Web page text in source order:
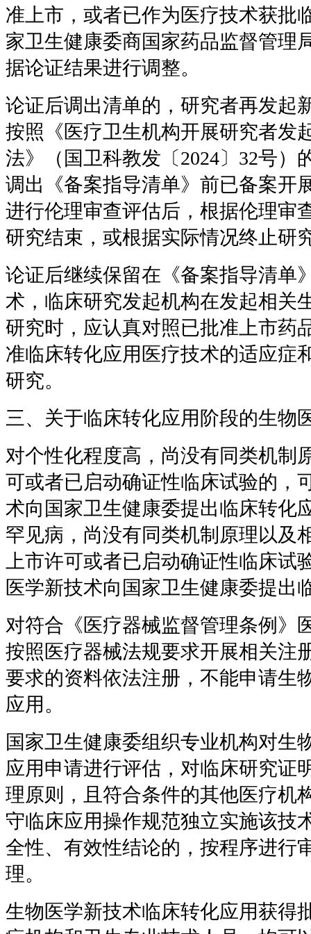
准上市，或者已作为医疗技术获批
家卫生健康委商国家药品监督管理
据论证结果进行调整。
论证后调出清单的，研究者再发起
按照《医疗卫生机构开展研究者发
法》（国卫科教发〔2024〕32号）
调出《备案指导清单》前已备案开
进行伦理审查评估后，根据伦理审
研究结束，或根据实际情况终止研
论证后继续保留在《备案指导清单
术，临床研究发起机构在发起相关
研究时，应认真对照已批准上市药
准临床转化应用医疗技术的适应症
研究。
三、关于临床转化应用阶段的生物
对个性化程度高，尚没有同类机制
可或者已启动确证性临床试验的，
术向国家卫生健康委提出临床转化
罕见病，尚没有同类机制原理以及
上市许可或者已启动确证性临床试
医学新技术向国家卫生健康委提出
对符合《医疗器械监督管理条例》
按照医疗器械法规要求开展相关注
要求的资料依法注册，不能申请生
应用。
国家卫生健康委组织专业机构对生
应用申请进行评估，对临床研究证
理原则，且符合条件的其他医疗机
守临床应用操作规范独立实施该技
全性、有效性结论的，按程序进行
理。
生物医学新技术临床转化应用获得